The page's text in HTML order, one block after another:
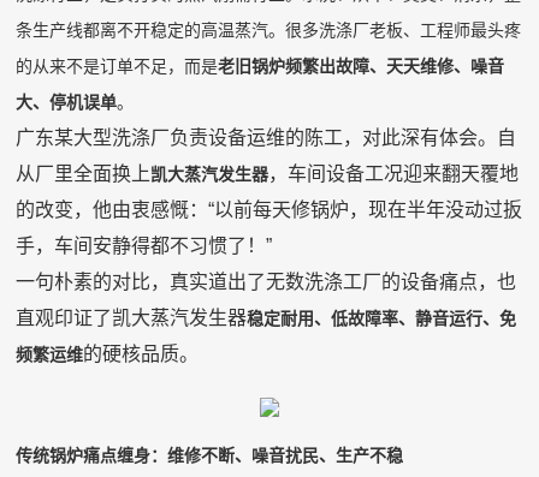
条生产线都离不开稳定的高温蒸汽。很多洗涤厂老板、工程师最头疼
的从来不是订单不足，而是老旧锅炉频繁出故障、天天维修、噪音
大、停机误单。
广东某大型洗涤厂负责设备运维的陈工，对此深有体会。自
从厂里全面换上凯大蒸汽发生器，车间设备工况迎来翻天覆地
的改变，他由衷感慨：“以前每天修锅炉，现在半年没动过扳
手，车间安静得都不习惯了！”
一句朴素的对比，真实道出了无数洗涤工厂的设备痛点，也
直观印证了凯大蒸汽发生器稳定耐用、低故障率、静音运行、免
频繁运维的硬核品质。
传统锅炉痛点缠身：维修不断、噪音扰民、生产不稳